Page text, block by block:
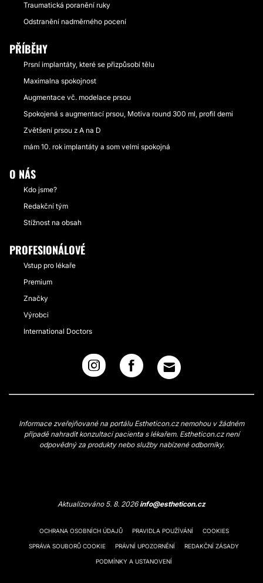
Traumatická poranění ruky
Odstranění nadměrného pocení
PŘÍBĚHY
Prsní implantáty, které se přizpůsobí tělu
Maximalna spokojnost
Augmentace vč. modelace prsou
Spokojená s augmentací prsou, Motiva round 300 ml, profil demi
Zvětšení prsou z A na D
mám 10. rok implantáty a som velmi spokojná
O NÁS
Kdo jsme?
Redakční tým
Stížnost na obsah
PROFESIONÁLOVÉ
Vstup pro lékaře
Premium
Značky
Výrobci
International Doctors
Informace zveřejňované na portálu Estheticon.cz nemohou v žádném
případě nahradit konzultaci pacienta s lékařem. Estheticon.cz není
odpovědný za produkty nebo služby nabízené odborníky.
Aktualizováno 5. 8. 2026info@estheticon.cz
OCHRANA OSOBNÍCH ÚDAJŮ PRAVIDLA POUŽÍVÁNÍ COOKIES
SPRÁVA SOUBORŮ COOKIE PRÁVNÍ UPOZORNĚNÍ REDAKČNÍ ZÁSADY
PODMÍNKY A USTANOVENÍ